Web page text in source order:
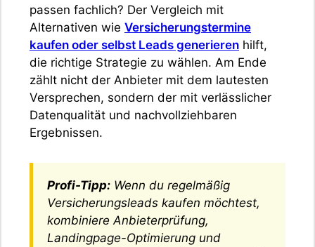
passen fachlich? Der Vergleich mit
Alternativen wie Versicherungstermine
kaufen oder selbst Leads generieren hilft,
die richtige Strategie zu wählen. Am Ende
zählt nicht der Anbieter mit dem lautesten
Versprechen, sondern der mit verlässlicher
Datenqualität und nachvollziehbaren
Ergebnissen.
Profi-Tipp: Wenn du regelmäßig
Versicherungsleads kaufen möchtest,
kombiniere Anbieterprüfung,
Landingpage-Optimierung und